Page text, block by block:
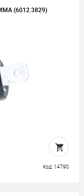
(6012.3829)
Код: 14790